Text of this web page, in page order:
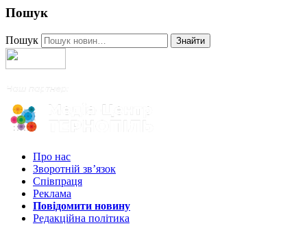
Пошук
Пошук Знайти
Про нас
Зворотній зв’язок
Співпраця
Реклама
Повідомити новину
Редакційна політика